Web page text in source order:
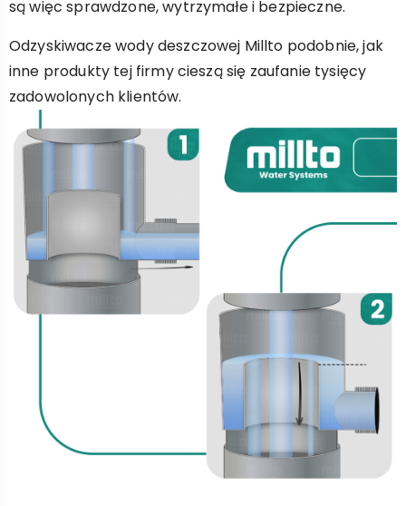
są więc sprawdzone, wytrzymałe i bezpieczne.
Odzyskiwacze wody deszczowej Millto podobnie, jak
inne produkty tej firmy cieszą się zaufanie tysięcy
zadowolonych klientów.